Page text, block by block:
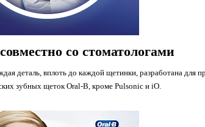
со стоматологами
деталь, вплоть до каждой щетинки, разработана для
зубных щеток Oral-B, кроме Pulsonic и iO.